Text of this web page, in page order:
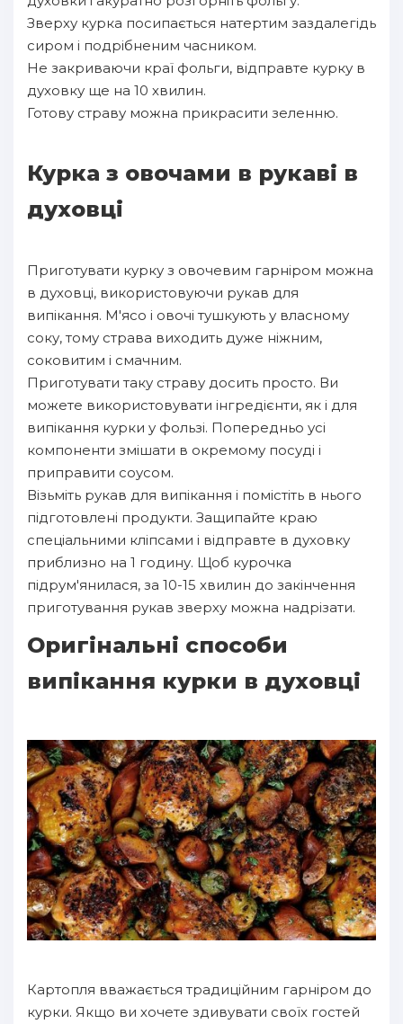
Зверху курка посипається натертим заздалегідь
сиром і подрібненим часником.
Не закриваючи краї фольги, відправте курку в
духовку ще на 10 хвилин.
Готову страву можна прикрасити зеленню.
Курка з овочами в рукаві в
духовці
Приготувати курку з овочевим гарніром можна
в духовці, використовуючи рукав для
випікання. М'ясо і овочі тушкують у власному
соку, тому страва виходить дуже ніжним,
соковитим і смачним.
Приготувати таку страву досить просто. Ви
можете використовувати інгредієнти, як і для
випікання курки у фользі. Попередньо усі
компоненти змішати в окремому посуді і
приправити соусом.
Візьміть рукав для випікання і помістіть в нього
підготовлені продукти. Защипайте краю
спеціальними кліпсами і відправте в духовку
приблизно на 1 годину. Щоб курочка
підрум'янилася, за 10-15 хвилин до закінчення
приготування рукав зверху можна надрізати.
Оригінальні способи
випікання курки в духовці
Картопля вважається традиційним гарніром до
курки. Якщо ви хочете здивувати своїх гостей